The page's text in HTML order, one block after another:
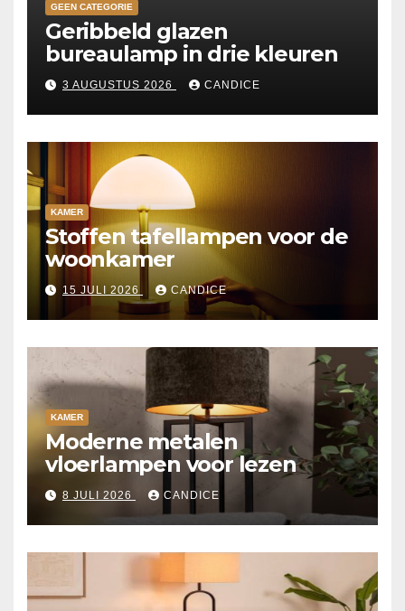
GEEN CATEGORIE
Geribbeld glazen
bureaulamp in drie kleuren
3 AUGUSTUS 2026 CANDICE
KAMER
Stoffen tafellampen voor de
woonkamer
15 JULI 2026 CANDICE
KAMER
Moderne metalen
vloerlampen voor lezen
8 JULI 2026 CANDICE